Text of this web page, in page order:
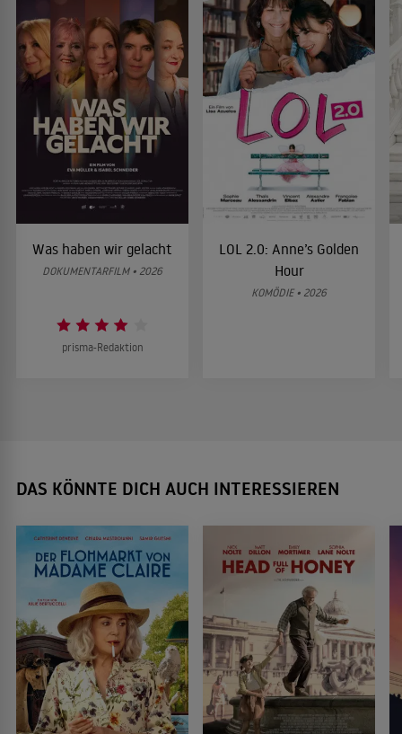
Was haben wir gelacht
DOKUMENTARFILM • 2026
prisma-Redaktion
LOL 2.0: Anne’s Golden
Hour
KOMÖDIE • 2026
DAS KÖNNTE DICH AUCH INTERESSIEREN